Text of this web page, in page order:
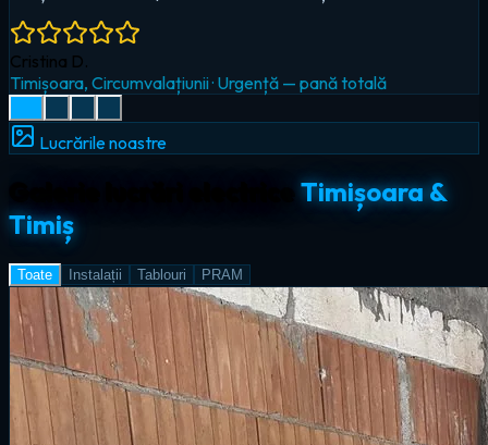
Radu I.
Giroc·Iluminat LED & smart home
Lucrările noastre
Timișoara &
Timiș
Toate Instalații Tablouri PRAM